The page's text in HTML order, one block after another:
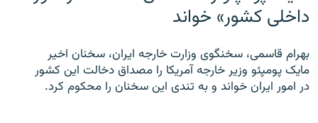
داخلی کشور» خواند
بهرام قاسمی، سخنگوی وزارت خارجه ایران، سخنان اخیر
مایک پومپئو وزیر خارجه آمریکا را مصداق دخالت این کشور
در امور ایران خواند و به تندی این سخنان را محکوم کرد.